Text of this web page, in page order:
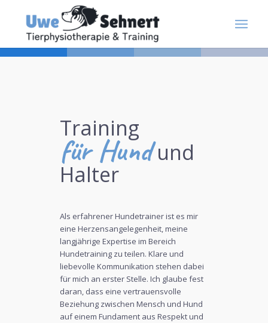
Training
für Hundund
Halter
Als erfahrener Hundetrainer ist es mir
eine Herzensangelegenheit, meine
langjährige Expertise im Bereich
Hundetraining zu teilen. Klare und
liebevolle Kommunikation stehen dabei
für mich an erster Stelle. Ich glaube fest
daran, dass eine vertrauensvolle
Beziehung zwischen Mensch und Hund
auf einem Fundament aus Respekt und